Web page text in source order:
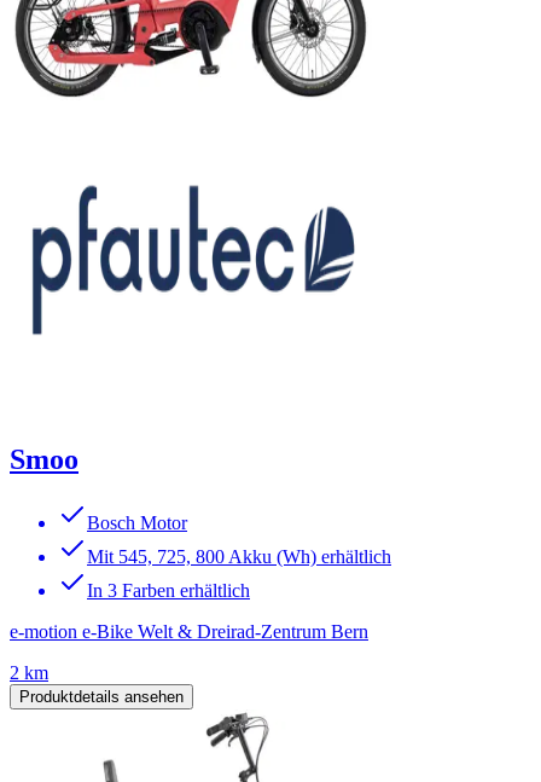
Smoo
Bosch Motor
Mit 545, 725, 800 Akku (Wh) erhältlich
In 3 Farben erhältlich
e-motion e-Bike Welt & Dreirad-Zentrum Bern
2 km
Produktdetails ansehen